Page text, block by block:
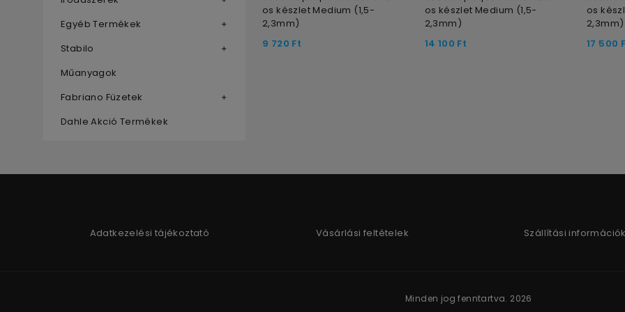
Egyéb Termékek
Stabilo
Műanyagok
Fabriano Füzetek
Dahle Akció Termékek
os készlet Medium (1,5-
2,3mm)
9 720 Ft
os készlet Medium (1,5-
2,3mm)
14 100 Ft
os
2,3mm)
17 500
Adatkezelési tájékoztató Vásárlási feltételek Szállítási információk
Minden jog fenntartva. 2026